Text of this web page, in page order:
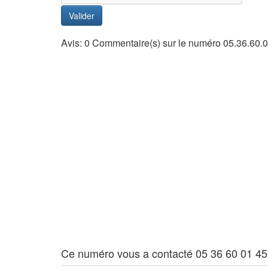
Valider
Avis: 0 Commentaire(s) sur le numéro
Ce numéro vous a contacté 05 36 60 01 45